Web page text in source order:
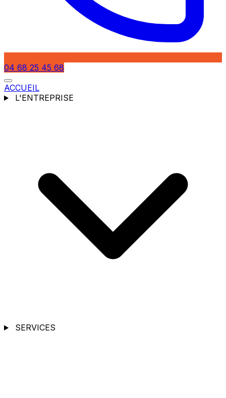
04 68 25 45 68
ACCUEIL
L'ENTREPRISE
SERVICES